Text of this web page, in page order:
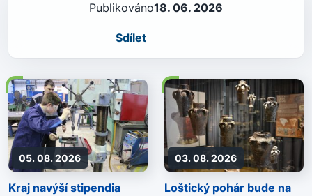
Publikováno18. 06. 2026
Sdílet
05. 08. 2026
Kraj navýší stipendia
03. 08. 2026
Loštický pohár bude na